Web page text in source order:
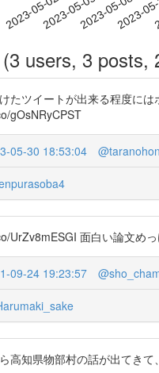
2023-05-022023-05-052023-05-08
2023-
(3 users, 3 posts,
たツイートが出来る程度に
gOsNRyCPST
05-30 18:53:04
UrZv8mESGI 面白い論文めっ
09-24 19:23:57
高知県物部村の話が出てき